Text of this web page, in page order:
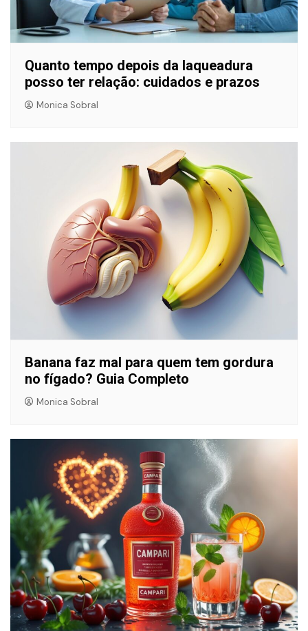
Quanto tempo depois da laqueadura
posso ter relação: cuidados e prazos
Monica Sobral
Banana faz mal para quem tem gordura
no fígado? Guia Completo
Monica Sobral